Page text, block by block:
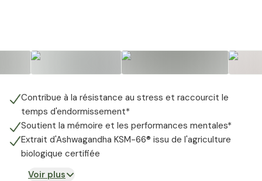
Contribue à la résistance au stress et raccourcit le
temps d'endormissement*
Soutient la mémoire et les performances mentales*
Extrait d'Ashwagandha KSM-66® issu de l'agriculture
biologique certifiée
Voir plus